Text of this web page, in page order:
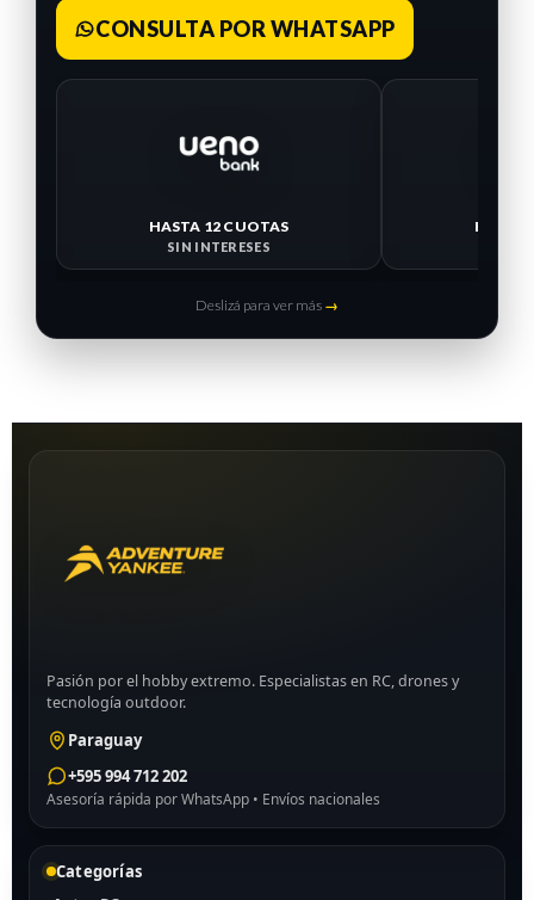
CONSULTA POR WHATSAPP
HASTA 12 CUOTAS
SIN INTERESES
HASTA
Deslizá para ver más →
Pasión por el hobby extremo. Especialistas en RC, drones y
tecnología outdoor.
Paraguay
+595 994 712 202
Asesoría rápida por WhatsApp • Envíos nacionales
Categorías